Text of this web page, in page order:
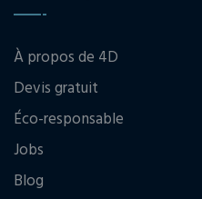
À propos de 4D
Devis gratuit
Éco-responsable
Jobs
Blog